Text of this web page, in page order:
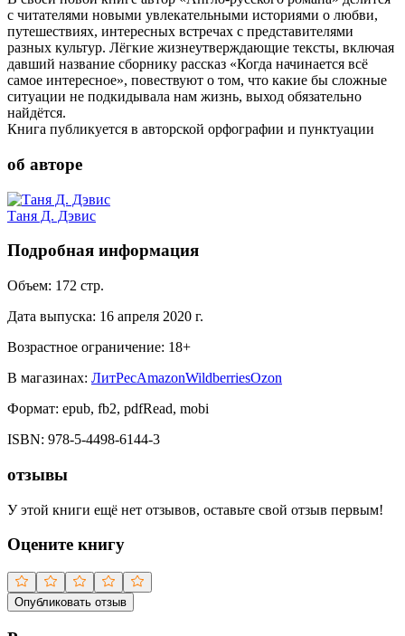
с читателями новыми увлекательными историями о любви,
путешествиях, интересных встречах с представителями
разных культур. Лёгкие жизнеутверждающие тексты, включая
давший название сборнику рассказ «Когда начинается всё
самое интересное», повествуют о том, что какие бы сложные
ситуации не подкидывала нам жизнь, выход обязательно
найдётся.
Книга публикуется в авторской орфографии и пунктуации
об авторе
Таня Д. Дэвис
Подробная информация
Объем: 172 стр.
Дата выпуска: 16 апреля 2020 г.
Возрастное ограничение: 18+
В магазинах: ЛитРесAmazonWildberriesOzon
Формат: epub, fb2, pdfRead, mobi
ISBN: 978-5-4498-6144-3
отзывы
У этой книги ещё нет отзывов, оставьте свой отзыв первым!
Оцените книгу
Опубликовать отзыв